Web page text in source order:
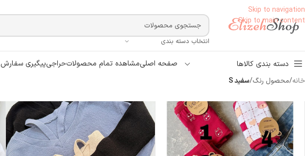
Skip to navigation
Skip to main content
انتخاب دسته بندی
دسته بندی کالاها صفحه اصلیمشاهده تمام محصولاتحراجیپیگیری سفارش
خانه/محصول رنگ/سفید S